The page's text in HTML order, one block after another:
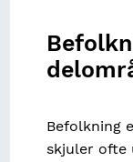
Befolkning
skjuler ofte